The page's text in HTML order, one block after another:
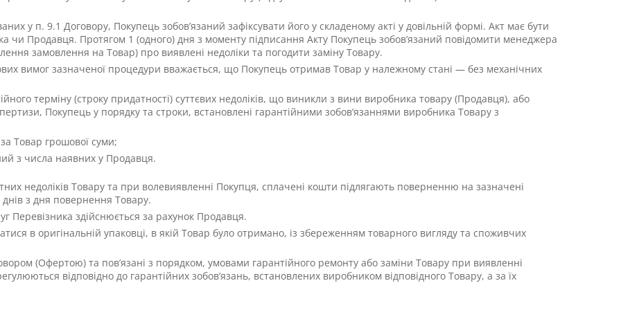
у п. 9.1 Договору, Покупець зобов’язаний зафіксувати його у складеному акті у довільній формі. Акт має бути
чи Продавця. Протягом 1 (одного) дня з моменту підписання Акту Покупець зобов’язаний повідомити менеджера
замовлення на Товар) про виявлені недоліки та погодити заміну Товару.
вимог зазначеної процедури вважається, що Покупець отримав Товар у належному стані — без механічних
терміну (строку придатності) суттєвих недоліків, що виникли з вини виробника товару (Продавця), або
Покупець у порядку та строки, встановлені гарантійними зобов’язаннями виробника Товару з
Товар грошової суми;
з числа наявних у Продавця.
недоліків Товару та при волевиявленні Покупця, сплачені кошти підлягають поверненню на зазначені
з дня повернення Товару.
Перевізника здійснюється за рахунок Продавця.
в оригінальній упаковці, в якій Товар було отримано, із збереженням товарного вигляду та споживчих
(Офертою) та пов’язані з порядком, умовами гарантійного ремонту або заміни Товару при виявленні
відповідно до гарантійних зобов’язань, встановлених виробником відповідного Товару, а за їх